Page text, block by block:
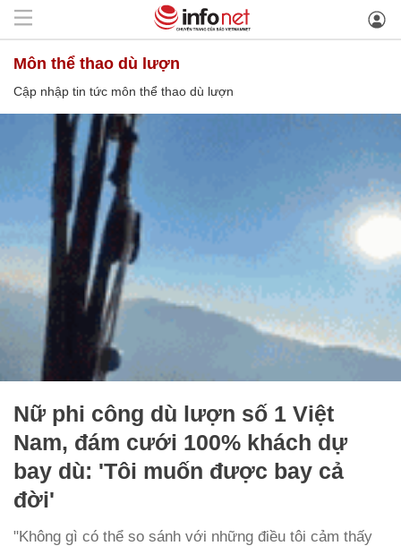
môn thể thao dù lượn
Cập nhập tin tức môn thể thao dù lượn
Nữ phi công dù lượn số 1 Việt
Nam, đám cưới 100% khách dự
bay dù: 'Tôi muốn được bay cả
đời'
"Không gì có thể so sánh với những điều tôi cảm thấy